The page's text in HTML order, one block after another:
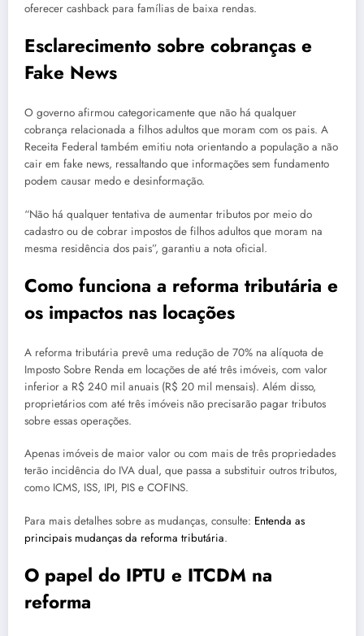
oferecer cashback para famílias de baixa rendas.
Esclarecimento sobre cobranças e
Fake News
O governo afirmou categoricamente que não há qualquer
cobrança relacionada a filhos adultos que moram com os pais. A
Receita Federal também emitiu nota orientando a população a não
cair em fake news, ressaltando que informações sem fundamento
podem causar medo e desinformação.
“Não há qualquer tentativa de aumentar tributos por meio do
cadastro ou de cobrar impostos de filhos adultos que moram na
mesma residência dos pais”, garantiu a nota oficial.
Como funciona a reforma tributária e
os impactos nas locações
A reforma tributária prevê uma redução de 70% na alíquota de
Imposto Sobre Renda em locações de até três imóveis, com valor
inferior a R$ 240 mil anuais (R$ 20 mil mensais). Além disso,
proprietários com até três imóveis não precisarão pagar tributos
sobre essas operações.
Apenas imóveis de maior valor ou com mais de três propriedades
terão incidência do IVA dual, que passa a substituir outros tributos,
como ICMS, ISS, IPI, PIS e COFINS.
Para mais detalhes sobre as mudanças, consulte: Entenda as
principais mudanças da reforma tributária.
O papel do IPTU e ITCDM na
reforma